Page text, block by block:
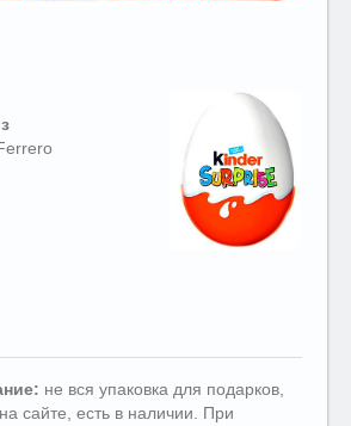
не вся упаковка для подарков,
сайте, есть в наличии. При